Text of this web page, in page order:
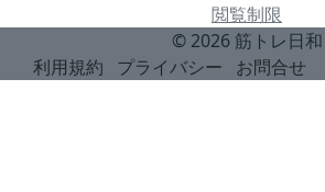
閲覧制限
© 2026 筋トレ日和
利用規約
プライバシー お問合せ